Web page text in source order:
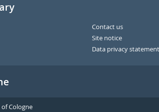
Contact us
Site notice
Data privacy statement
Cologne